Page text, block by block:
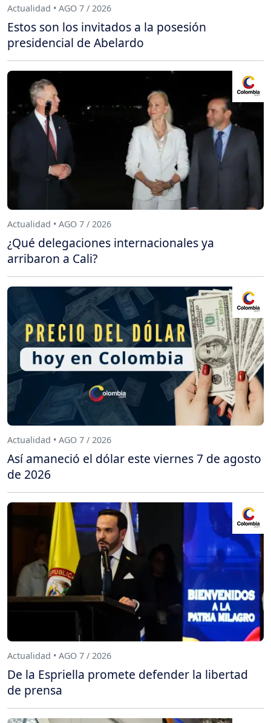
Actualidad • AGO 7 / 2026
Estos son los invitados a la posesión
presidencial de Abelardo
Actualidad • AGO 7 / 2026
¿Qué delegaciones internacionales ya
arribaron a Cali?
Actualidad • AGO 7 / 2026
Así amaneció el dólar este viernes 7 de agosto
de 2026
Actualidad • AGO 7 / 2026
De la Espriella promete defender la libertad
de prensa